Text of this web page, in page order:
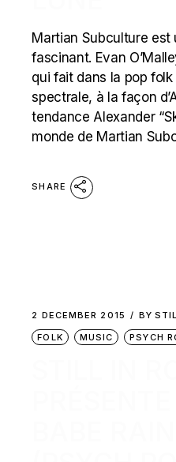
Martian Subculture est
fascinant. Evan
qui fait dans la pop
spectrale, à la façon
tendance Alexander
monde de Martian
SHARE
2 DECEMBER 2015 BY
FOLK
MUSIC PSYCH